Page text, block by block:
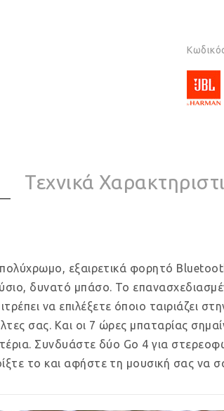
Τεχνικά
εξαιρετικά φορητό
δυνατό μπάσο. Το
να επιλέξετε όποιο ταιριάζει
σας. Και οι 7 ώρες μπαταρίας
Συνδυάστε δύο Go 4 για
το και αφήστε τη μουσική σας να